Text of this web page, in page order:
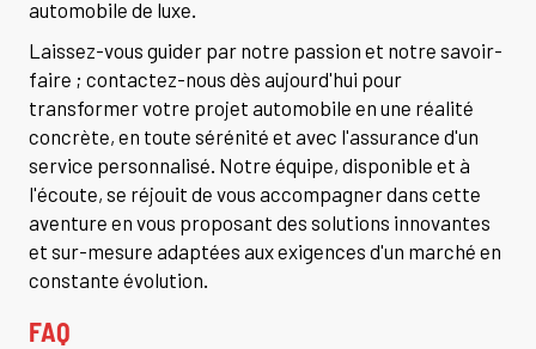
automobile de luxe.
Laissez-vous guider par notre passion et notre savoir-
faire ; contactez-nous dès aujourd'hui pour
transformer votre projet automobile en une réalité
concrète, en toute sérénité et avec l'assurance d'un
service personnalisé. Notre équipe, disponible et à
l'écoute, se réjouit de vous accompagner dans cette
aventure en vous proposant des solutions innovantes
et sur-mesure adaptées aux exigences d'un marché en
constante évolution.
FAQ